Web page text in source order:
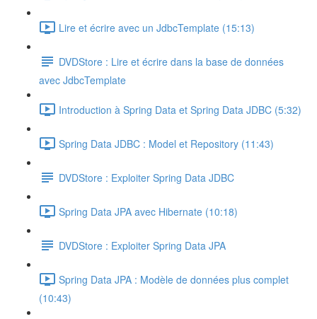
Lire et écrire avec un JdbcTemplate (15:13)
DVDStore : Lire et écrire dans la base de données
avec JdbcTemplate
Introduction à Spring Data et Spring Data JDBC (5:32)
Spring Data JDBC : Model et Repository (11:43)
DVDStore : Exploiter Spring Data JDBC
Spring Data JPA avec Hibernate (10:18)
DVDStore : Exploiter Spring Data JPA
Spring Data JPA : Modèle de données plus complet
(10:43)